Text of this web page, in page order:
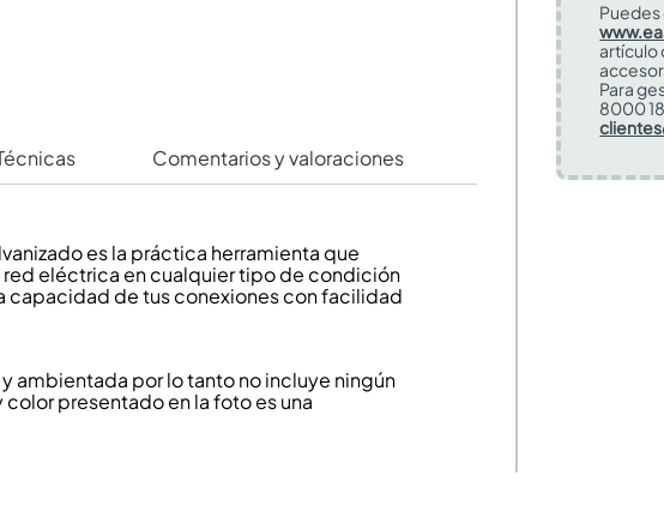
Comentarios y valoraciones
es la práctica herramienta que
eléctrica en cualquier tipo de condición
de tus conexiones con facilidad
ambientada por lo tanto no incluye ningún
presentado en la foto es una
artículo
Para
8000